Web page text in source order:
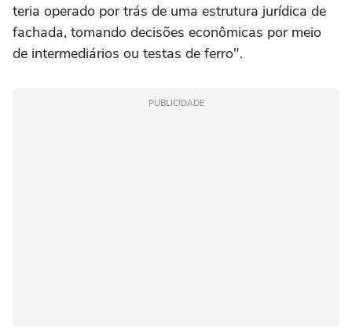
teria operado por trás de uma estrutura jurídica de
fachada, tomando decisões econômicas por meio
de intermediários ou testas de ferro".
PUBLICIDADE